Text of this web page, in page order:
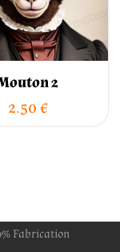
2
2.50€
Fabrication